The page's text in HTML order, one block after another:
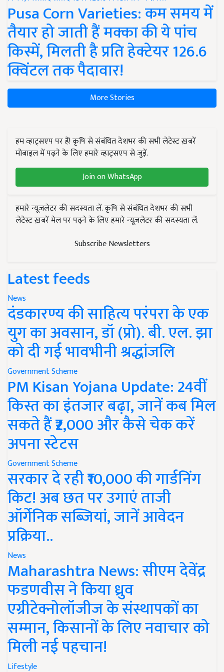
Pusa Corn Varieties: कम समय में
तैयार हो जाती हैं मक्का की ये पांच
किस्में, मिलती है प्रति हेक्टेयर 126.6
क्विंटल तक पैदावार!
More Stories
हम व्हाट्सएप पर हैं! कृषि से संबंधित देशभर की सभी लेटेस्ट ख़बरें
मोबाइल में पढ़ने के लिए हमारे व्हाट्सएप से जुड़ें.
Join on WhatsApp
हमारे न्यूज़लेटर की सदस्यता लें. कृषि से संबंधित देशभर की सभी
लेटेस्ट ख़बरें मेल पर पढ़ने के लिए हमारे न्यूज़लेटर की सदस्यता लें.
Subscribe Newsletters
Latest feeds
News
दंडकारण्य की साहित्य परंपरा के एक
युग का अवसान, डॉ (प्रो). बी. एल. झा
को दी गई भावभीनी श्रद्धांजलि
Government Scheme
PM Kisan Yojana Update: 24वीं
किस्त का इंतजार बढ़ा, जानें कब मिल
सकते हैं ₹2,000 और कैसे चेक करें
अपना स्टेटस
Government Scheme
सरकार दे रही ₹10,000 की गार्डनिंग
किट! अब छत पर उगाएं ताजी
ऑर्गेनिक सब्जियां, जानें आवेदन
प्रक्रिया..
News
Maharashtra News: सीएम देवेंद्र
फडणवीस ने किया ध्रुव
एग्रीटेक्नोलॉजीज के संस्थापकों का
सम्मान, किसानों के लिए नवाचार को
मिली नई पहचान!
Lifestyle